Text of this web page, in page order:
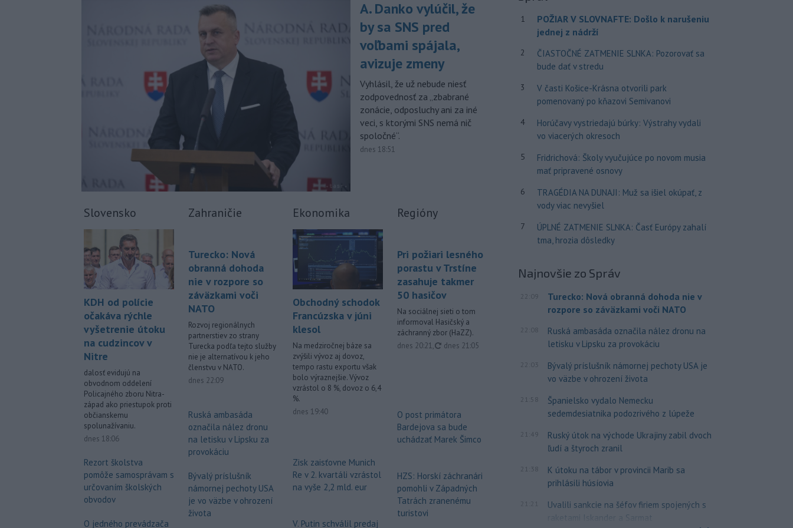
júla 2026 herečka a dlhoročná
členka Slovenského komorného
divadla (SKD) v Martine Helena
Sudická.
10:15 - Národná diaľničná
spoločnosť (NDS) ukončila výmenu
mostného záveru na ľavej strane
mosta Lanfranconi, ktorý je súčasťou
bratislavskej diaľnice D2.
Viac >
A. Danko vylúčil, že
by sa SNS pred
voľbami spájala,
avizuje zmeny
Vyhlásil, že už nebude niesť
zodpovednosť za „zbabrané
zonácie, odposluchy ani za iné
veci, s ktorými SNS nemá nič
spoločné“.
dnes 18:51
Slovensko
KDH od polície
očakáva rýchle
vyšetrenie útoku
na cudzincov v
Nitre
dalosť evidujú na
obvodnom oddelení
Policajného zboru Nitra-
západ ako priestupok proti
občianskemu
spolunažívaniu.
dnes 18:06
Rezort školstva
pomôže samosprávam s
určovaním školských
obvodov
O jedného prevádzača
Zahraničie
Turecko: Nová
obranná dohoda
nie v rozpore so
záväzkami voči
NATO
Rozvoj regionálnych
partnerstiev zo strany
Turecka podľa tejto služby
nie je alternatívou k jeho
členstvu v NATO.
dnes 22:09
Ruská ambasáda
označila nález dronu
na letisku v Lipsku za
provokáciu
Bývalý príslušník
námornej pechoty USA
je vo väzbe v ohrození
života
Ekonomika
Obchodný schodok
Francúzska v júni
klesol
Na medziročnej báze sa
zvýšili vývoz aj dovoz,
tempo rastu exportu však
bolo výraznejšie. Vývoz
vzrástol o 8 %, dovoz o 6,4
%.
dnes 19:40
Zisk zaisťovne Munich
Re v 2. kvartáli vzrástol
na vyše 2,2 mld. eur
V. Putin schválil predaj
Regióny
Pri požiari lesného
porastu v Trstíne
zasahuje takmer
50 hasičov
Na sociálnej sieti o tom
informoval Hasičský a
záchranný zbor (HaZZ).
dnes 20:21, aktualizované
dnes 21:05
O post primátora
Bardejova sa bude
uchádzať Marek Šimco
HZS: Horskí záchranári
pomohli v Západných
Tatrách zranenému
turistovi
1
POŽIAR V SLOVNAFTE: Došlo k narušeniu
jednej z nádrží
2
ČIASTOČNÉ ZATMENIE SLNKA: Pozorovať sa
bude dať v stredu
3
V časti Košice-Krásna otvorili park
pomenovaný po kňazovi Semivanovi
4
Horúčavy vystriedajú búrky: Výstrahy vydali
vo viacerých okresoch
5
Fridrichová: Školy vyučujúce po novom musia
mať pripravené osnovy
6
TRAGÉDIA NA DUNAJI: Muž sa išiel okúpať, z
vody viac nevyšiel
7
ÚPLNÉ ZATMENIE SLNKA: Časť Európy zahalí
tma, hrozia dôsledky
Najnovšie zo Správ
22:09
Turecko: Nová obranná dohoda nie v
rozpore so záväzkami voči NATO
22:08
Ruská ambasáda označila nález dronu na
letisku v Lipsku za provokáciu
22:03
Bývalý príslušník námornej pechoty USA je
vo väzbe v ohrození života
21:58
Španielsko vydalo Nemecku
sedemdesiatnika podozrivého z lúpeže
21:49
Ruský útok na východe Ukrajiny zabil dvoch
ľudí a štyroch zranil
21:38
K útoku na tábor v provincii Marib sa
prihlásili húsíovia
Uvalili sankcie na šéfov firiem spojených s
raketami Iskander a Sarmat